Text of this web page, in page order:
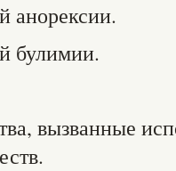
анорексии.
булимии.
вызванные